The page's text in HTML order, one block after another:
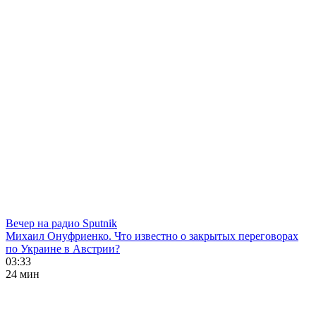
Вечер на радио Sputnik
Михаил Онуфриенко. Что известно о закрытых переговорах
по Украине в Австрии?
03:33
24 мин